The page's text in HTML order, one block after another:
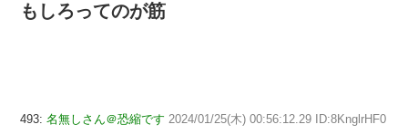
もしろってのが筋
493: 名無しさん＠恐縮です 2024/01/25(木) 00:56:12.29 ID:8KnglrHF0